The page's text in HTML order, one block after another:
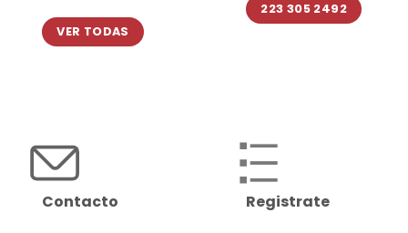
VER TODAS
223 305 2492
Contacto Registrate